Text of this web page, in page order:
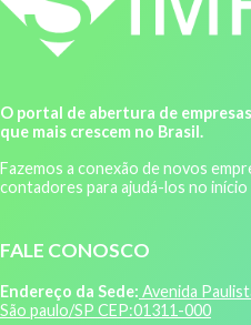
O portal de abertura de
que mais crescem no Brasil.
Fazemos a conexão de novos
contadores para ajudá-los no
FALE CONOSCO
Endereço da Sede: Avenida
São paulo/SP CEP:01311-000